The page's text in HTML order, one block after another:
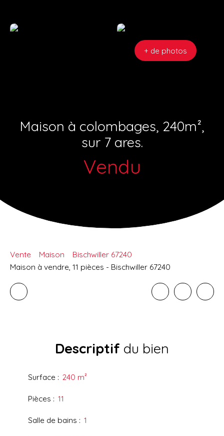
+ de photos
Maison à colombages, 240m²,
sur 7 ares.
Vendu
Vente Maison
Bischwiller 67240
Maison à vendre, 11 pièces - Bischwiller 67240
Descriptif du bien
Surface : 240 m²
Pièces : 11
Salle de bains : 1